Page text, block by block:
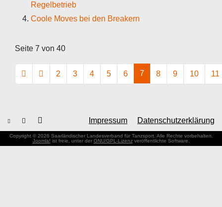
Regelbetrieb
Coole Moves bei den Breakern
Seite 7 von 40
2 3 4 5 6 7 8 9 10 11
Impressum Datenschutzerklärung
Copyright © 2026 Saarländischer Landesverband für Tanzsport. Alle Rechte vorbehalten.
Joomla! ist freie, unter der GNU/GPL-Lizenzveröffentlichte Software.